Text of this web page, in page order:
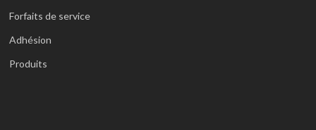
Forfaits de service
Adhésion
Produits